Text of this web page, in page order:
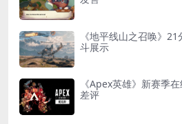
《地平线山之召唤》
斗展示
《Apex英雄》新赛季
差评